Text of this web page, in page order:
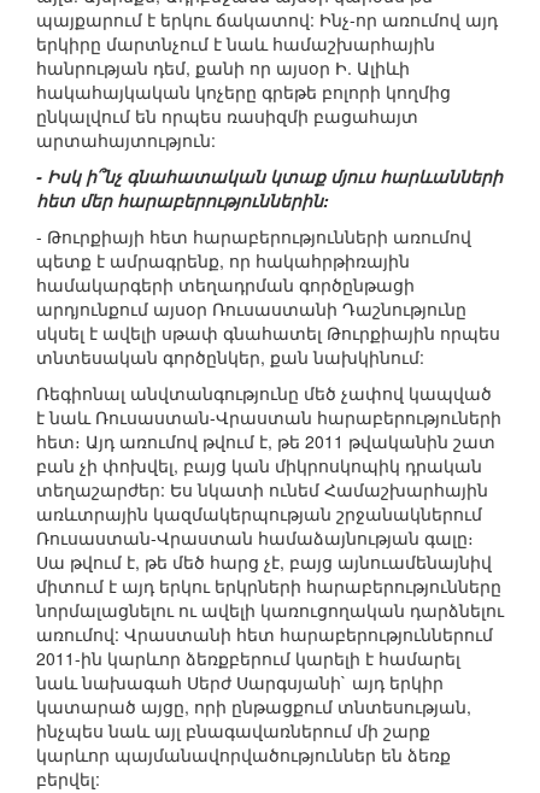
պայքարում է երկու ճակատով: Ինչ-որ առումով այդ
երկիրը մարտնչում է նաև համաշխարհային
հանրության դեմ, քանի որ այսօր Ի. Ալիևի
հակահայկական կոչերը գրեթե բոլորի կողմից
ընկալվում են որպես ռասիզմի բացահայտ
արտահայտություն:
- Իսկ ի՞նչ գնահատական կտաք մյուս հարևանների
հետ մեր հարաբերություններին:
- Թուրքիայի հետ հարաբերությունների առումով
պետք է ամրագրենք, որ հակահրթիռային
համակարգերի տեղադրման գործընթացի
արդյունքում այսօր Ռուսաստանի Դաշնությունը
սկսել է ավելի սթափ գնահատել Թուրքիային որպես
տնտեսական գործընկեր, քան նախկինում:
Ռեգիոնալ անվտանգությունը մեծ չափով կապված
է նաև Ռուսաստան-Վրաստան հարաբերություների
հետ։ Այդ առումով թվում է, թե 2011 թվականին շատ
բան չի փոխվել, բայց կան միկրոսկոպիկ դրական
տեղաշարժեր: Ես նկատի ունեմ Համաշխարհային
առևտրային կազմակերպության շրջանակներում
Ռուսաստան-Վրաստան համաձայնության գալը։
Սա թվում է, թե մեծ հարց չէ, բայց այնուամենայնիվ
միտում է այդ երկու երկրների հարաբերությունները
նորմալացնելու ու ավելի կառուցողական դարձնելու
առումով: Վրաստանի հետ հարաբերություններում
2011-ին կարևոր ձեռքբերում կարելի է համարել
նաև նախագահ Սերժ Սարգսյանի` այդ երկիր
կատարած այցը, որի ընթացքում տնտեսության,
ինչպես նաև այլ բնագավառներում մի շարք
կարևոր պայմանավորվածություններ են ձեռք
բերվել: